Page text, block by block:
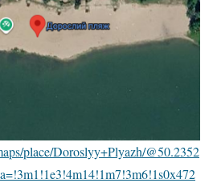
place/Doroslyy+Plyazh/@50.2352